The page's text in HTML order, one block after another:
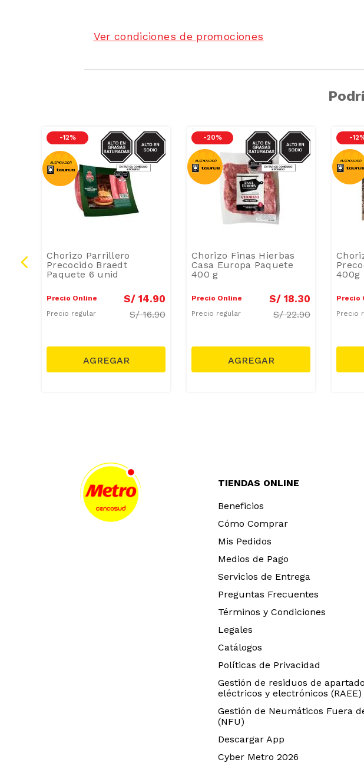
Ver condiciones de promociones
-12 %
SODIO/GRASAS-
SAT
Chorizo Parrillero
Precocido Braedt
Paquete 6 unid
Precio Online S/ 14.90
Precio regular S/16.90
-20 %
SODIO/GRASAS-
SAT
Chorizo Finas Hierbas
Casa Europa Paquete
400 g
Precio Online S/ 18.30
Precio regular S/22.90
-12
400g
Precio
Precio
TIENDAS ONLINE
Beneficios
Cómo Comprar
Mis Pedidos
Medios de Pago
Servicios de Entrega
Preguntas Frecuentes
Términos y Condiciones
Legales
Catálogos
Políticas de Privacidad
Gestión de residuos de
eléctricos y electrónicos (RAEE)
Gestión de Neumáticos Fuera
(NFU)
Descargar App
Cyber Metro 2026